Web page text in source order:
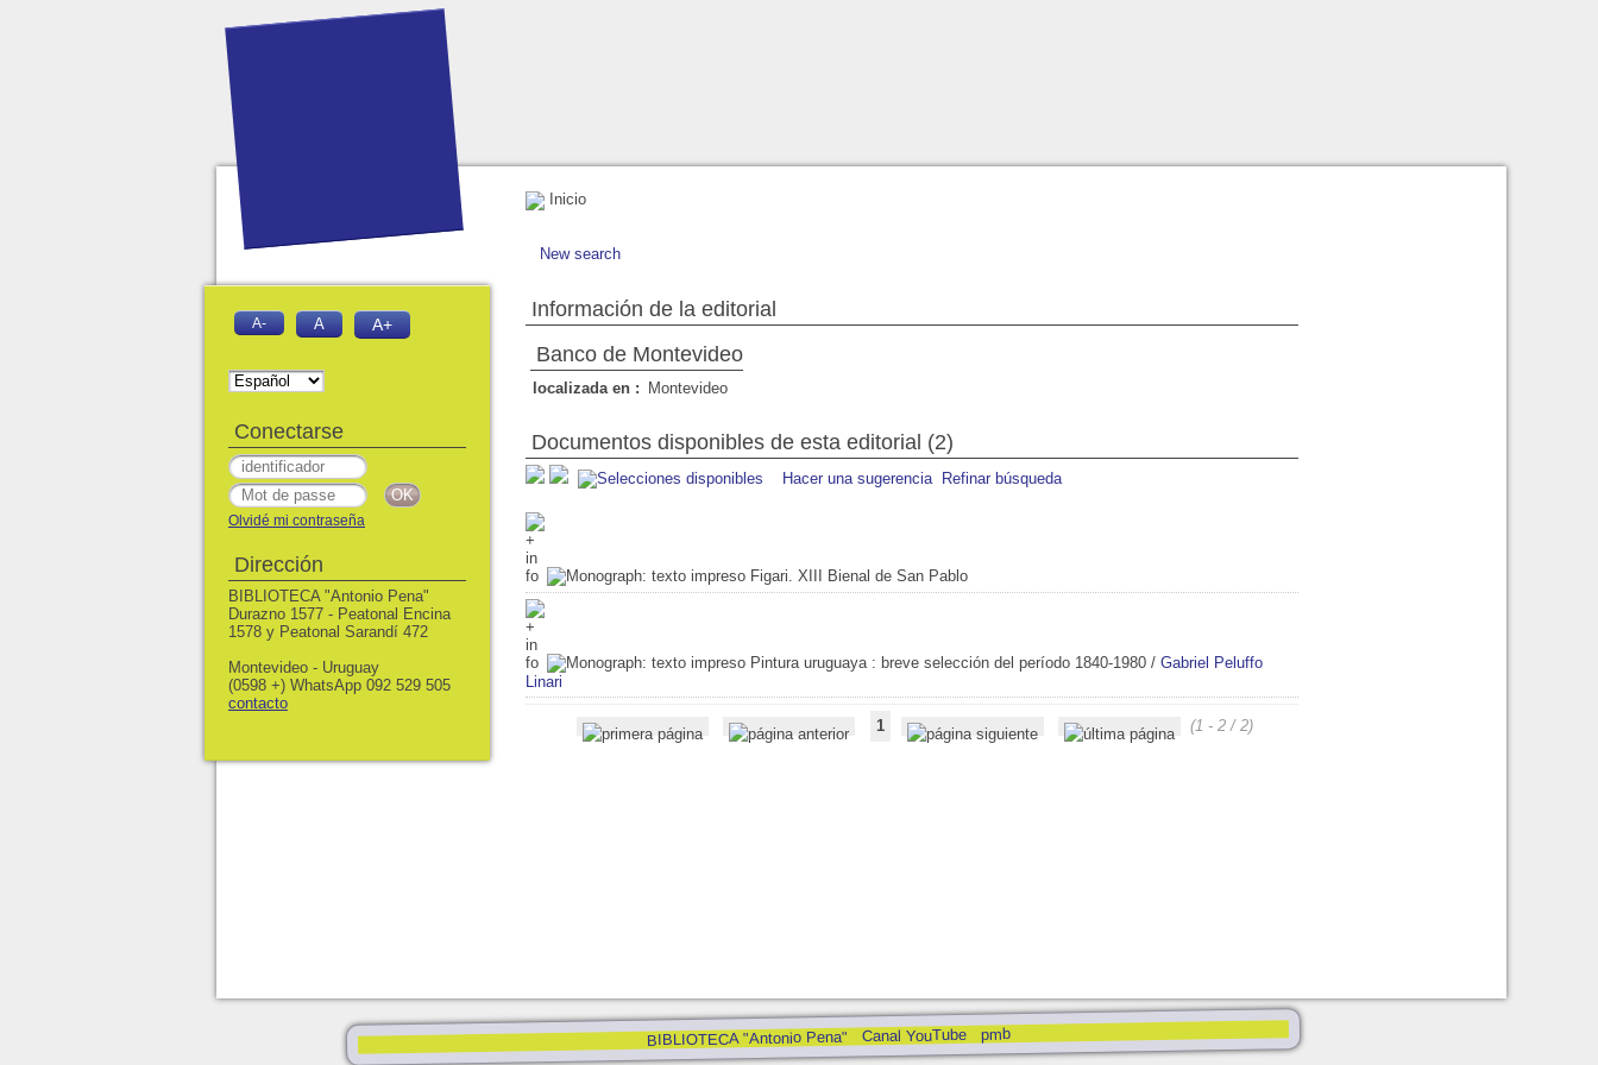
Inicio
New search
Información de la editorial
Banco de Montevideo
localizada en : Montevideo
Documentos disponibles de esta editorial (2)
Hacer una sugerencia Refinar búsqueda
Figari. XIII Bienal de San Pablo
Pintura uruguaya : breve selección del período 1840-1980 / Gabriel Peluffo
Linari
1 (1 - 2 / 2)
BIBLIOTECA "Antonio Pena" Canal YouTube pmb
A- A A+
Conectarse
Olvidé mi contraseña
Dirección
BIBLIOTECA "Antonio Pena"
Durazno 1577 - Peatonal Encina
1578 y Peatonal Sarandí 472
Montevideo - Uruguay
(0598 +) WhatsApp 092 529 505
contacto